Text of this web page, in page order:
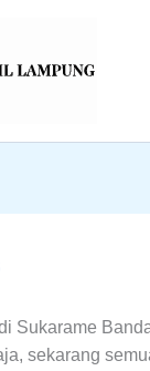
Sukarame
sekarang